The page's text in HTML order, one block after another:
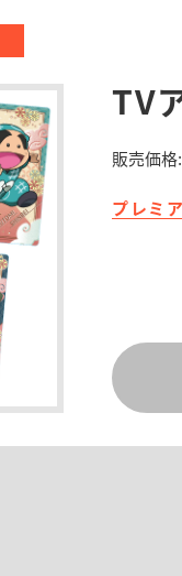
TV
販売価格:
プレミ